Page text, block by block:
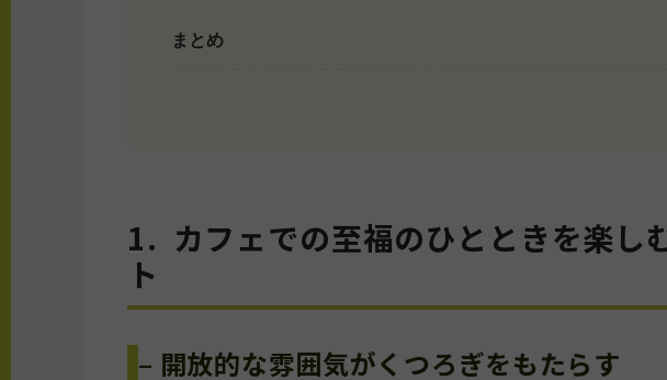
まとめ
1. カフェでの至福のひとときを楽し
ト
– 開放的な雰囲気がくつろぎをもたらす